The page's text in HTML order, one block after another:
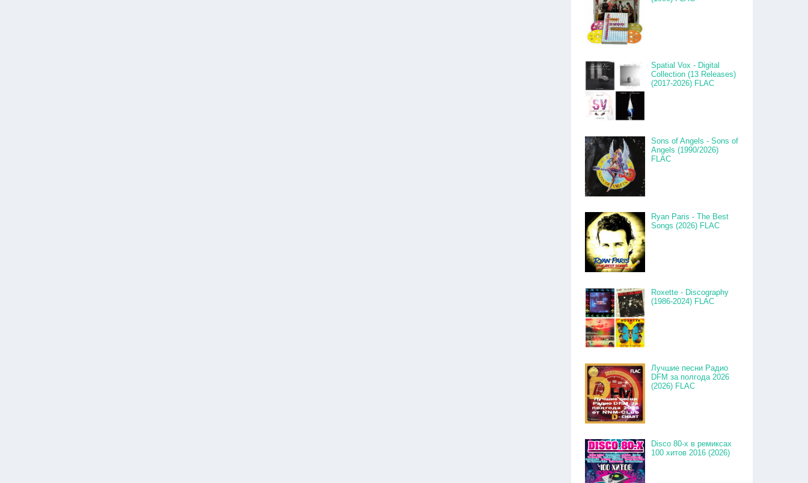
Spatial Vox - Digital
Collection (13 Releases)
(2017-2026) FLAC
Sons of Angels - Sons of
Angels (1990/2026)
FLAC
Ryan Paris - The Best
Songs (2026) FLAC
Roxette - Discography
(1986-2024) FLAC
Лучшие песни Радио
DFM за полгода 2026
(2026) FLAC
Disco 80-x в ремиксах
100 хитов 2016 (2026)